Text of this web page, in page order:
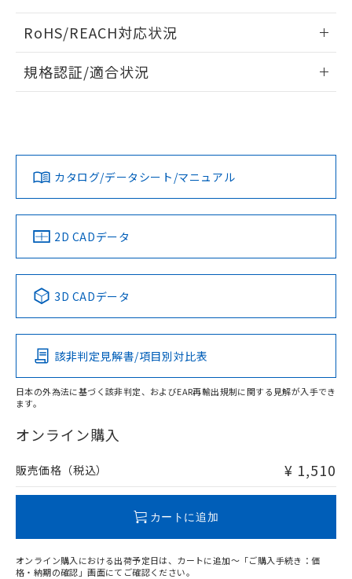
ドすることができます。
ログイン/会員登録
ダウンロードデータをご利用いただく前に、以下を必ずお読
みください。
ソフトウェアの使用条件
RoHS/REACH対応状況
EU RoHS 注意事項・凡例
対応済み
中国 RoHS 注意事項・凡例
Pb Hg Cd Cr(VI)
O
在庫等で未対応品が混在する可能性があります。
問い合わせください。
規格認証/適合状況
カタログ/データシート/マニュアル
2D CADデータ
3D CADデータ
該非判定見解書/項目別対比表
日本の外為法に基づく該非判定、およびEAR再輸出規制に関する見解が入手でき
ます。
オンライン購入
販売価格（税込） ¥ 1,510
カートに追加
オンライン購入における出荷予定日は、カートに追加～「ご購入手続き：価
格・納期の確認」画面にてご確認ください。
ものではありません。
また、RoHS指令のフタル酸エステル類４
物質の対応では、対応完了までの期間は出
荷製品に未対応品が混在することから備考
欄に対応日を記載しておりました。